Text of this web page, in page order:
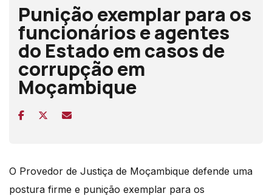
Punição exemplar para os
funcionários e agentes
do Estado em casos de
corrupção em
Moçambique
O Provedor de Justiça de Moçambique defende uma
postura firme e punição exemplar para os